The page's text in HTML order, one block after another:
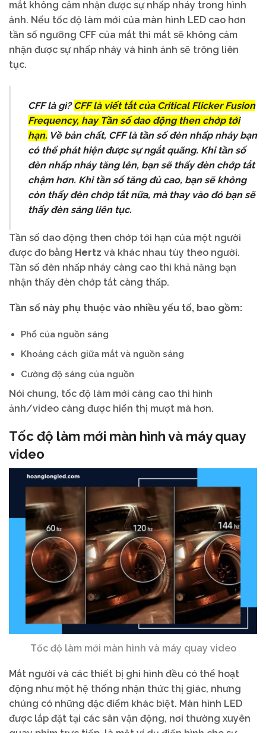
mắt không cảm nhận được sự nhấp nháy trong hình
ảnh. Nếu tốc độ làm mới của màn hình LED cao hơn
tần số ngưỡng CFF của mắt thì mắt sẽ không cảm
nhận được sự nhấp nháy và hình ảnh sẽ trông liên
tục.
CFF là gì?CFF là viết tắt của Critical Flicker Fusion
Frequency, hay Tần số dao động then chớp tới
hạn. Về bản chất, CFF là tần số đèn nhấp nháy bạn
có thể phát hiện được sự ngắt quãng. Khi tần số
đèn nhấp nháy tăng lên, bạn sẽ thấy đèn chớp tắt
chậm hơn. Khi tần số tăng đủ cao, bạn sẽ không
còn thấy đèn chớp tắt nữa, mà thay vào đó bạn sẽ
thấy đèn sáng liên tục.
Tần số dao động then chớp tới hạn của một người
được đo bằng Hertz và khác nhau tùy theo người.
Tần số đèn nhấp nháy càng cao thì khả năng bạn
nhận thấy đèn chớp tắt càng thấp.
Tần số này phụ thuộc vào nhiều yếu tố, bao gồm:
Phổ của nguồn sáng
Khoảng cách giữa mắt và nguồn sáng
Cường độ sáng của nguồn
Nói chung, tốc độ làm mới càng cao thì hình
ảnh/video càng được hiển thị mượt mà hơn.
Tốc độ làm mới màn hình và máy quay
video
Tốc độ làm mới màn hình và máy quay video
Mắt người và các thiết bị ghi hình đều có thể hoạt
động như một hệ thống nhận thức thị giác, nhưng
chúng có những đặc điểm khác biệt. Màn hình LED
được lắp đặt tại các sân vận động, nơi thường xuyên